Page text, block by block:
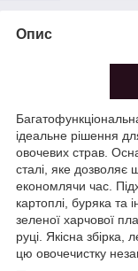
Опис
ідеальне рішення
овочевих страв.
сталі, яке дозволяє
економлячи час.
картоплі, буряка та
зеленої харчової
руці. Якісна збірка,
цю овочечистку